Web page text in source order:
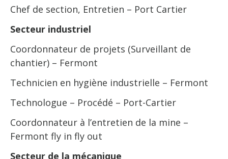
Chef de section, Entretien – Port Cartier
Secteur industriel
Coordonnateur de projets (Surveillant de
chantier) – Fermont
Technicien en hygiène industrielle – Fermont
Technologue – Procédé – Port-Cartier
Coordonnateur à l’entretien de la mine –
Fermont fly in fly out
Secteur de la mécanique